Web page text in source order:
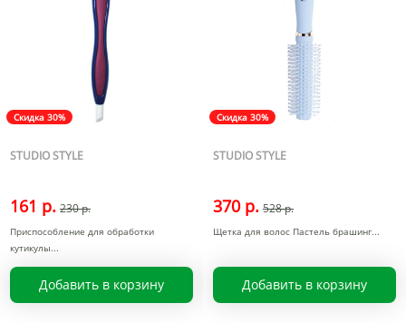
Скидка 30%
STUDIO STYLE
161 р. 230 р.
Приспособление для обработки
кутикулы
Добавить в корзину
Скидка 30%
STUDIO STYLE
370 р. 528 р.
Щетка для волос Пастель брашинг
Добавить в корзину